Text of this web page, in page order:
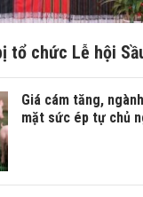
tổ chức Lễ hội
Giá cám tăng,
mặt sức ép tự chủ